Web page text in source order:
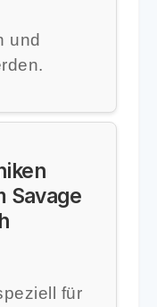
und
Savage
für